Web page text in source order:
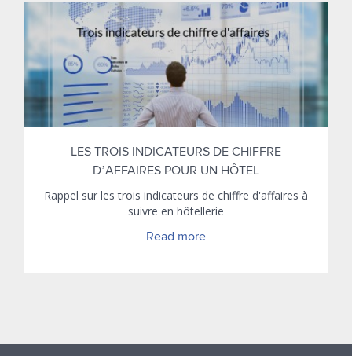
LES TROIS INDICATEURS DE CHIFFRE
D’AFFAIRES POUR UN HÔTEL
Rappel sur les trois indicateurs de chiffre d'affaires à
suivre en hôtellerie
Read more